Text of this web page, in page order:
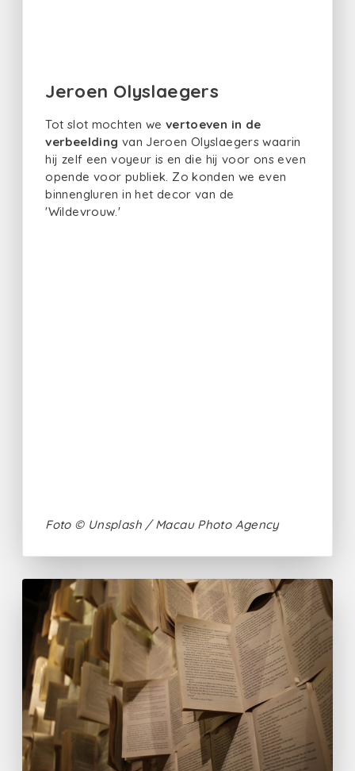
Jeroen Olyslaegers
Tot slot mochten we vertoeven in de
verbeelding van Jeroen Olyslaegers waarin
hij zelf een voyeur is en die hij voor ons even
opende voor publiek. Zo konden we even
binnengluren in het decor van de
'Wildevrouw.'
Foto © Unsplash / Macau Photo Agency